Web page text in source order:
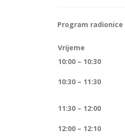
Program radionice
Vrijeme
10:00 – 10:30
10:30 – 11:30
11:30 – 12:00
12:00 – 12:10